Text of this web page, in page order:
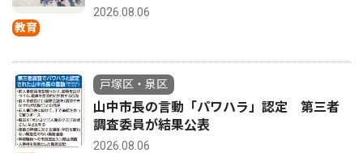
教育
2026.08.06
戸塚区・泉区
山中市長の言動「パワハラ」認定 第三者
調査委員が結果公表
2026.08.06